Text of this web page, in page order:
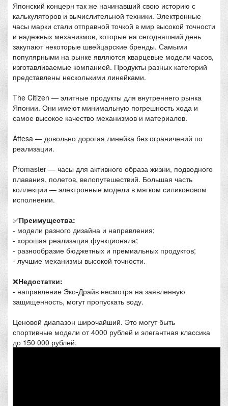
Японский концерн так же начинавший свою историю с
калькуляторов и вычислительной техники. Электронные
часы марки стали отправной точкой в мир высокой точности
и надежных механизмов, которые на сегодняшний день
закупают некоторые швейцарские бренды. Самыми
популярными на рынке являются кварцевые модели часов,
изготавливаемые компанией. Продукты разных категорий
представлены несколькими линейками.
The Citizen — элитные продукты для внутреннего рынка
Японии. Они имеют минимальную погрешность хода и
самое высокое качество механизмов и материалов.
Attesa — довольно дорогая линейка без ограничений по
реализации.
Promaster — часы для активного образа жизни, подводного
плавания, полетов, велопутешествий. Большая часть
коллекции — электронные модели в мягком силиконовом
исполнении.
✅Преимущества:
- модели разного дизайна и направления;
- хорошая реализация функционала;
- разнообразие бюджетных и премиальных продуктов;
- лучшие механизмы высокой точности.
❌Недостатки:
- направление Эко-Драйв несмотря на заявленную
защищенность, могут пропускать воду.
Ценовой диапазон широчайший. Это могут быть
спортивные модели от 4000 рублей и элегантная классика
до 150 000 рублей.